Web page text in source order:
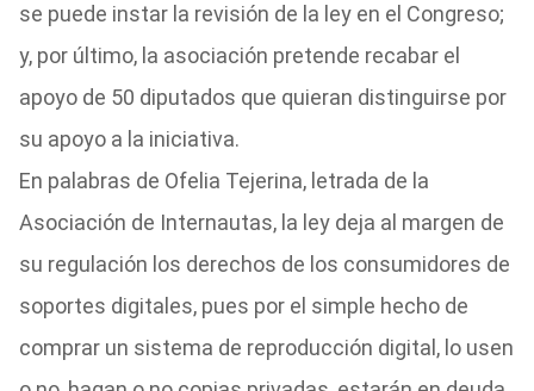
se puede instar la revisión de la ley en el Congreso;
y, por último, la asociación pretende recabar el
apoyo de 50 diputados que quieran distinguirse por
su apoyo a la iniciativa.
En palabras de Ofelia Tejerina, letrada de la
Asociación de Internautas, la ley deja al margen de
su regulación los derechos de los consumidores de
soportes digitales, pues por el simple hecho de
comprar un sistema de reproducción digital, lo usen